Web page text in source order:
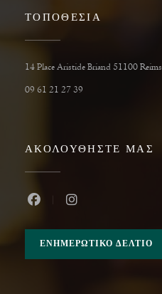
ΤΟΠΟΘΕΣΊΑ
14 Place Aristide Briand 51100 Reims
09 61 21 27 39
ΑΚΟΛΟΥΘΉΣΤΕ ΜΑΣ
ΕΝΗΜΕΡΩΤΙΚΌ ΔΕΛΤΊΟ